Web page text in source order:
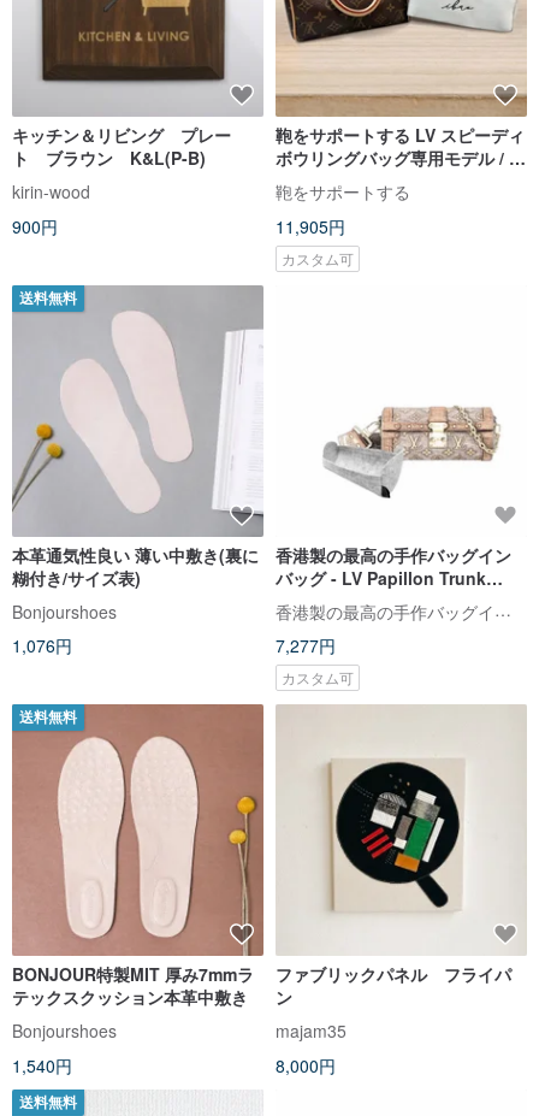
キッチン＆リビング プレー
ト ブラウン K&L(P-B)
kirin-wood
900円
鞄をサポートする LV スピーディ
ボウリングバッグ専用モデル / サ
ポート / 防湿 / 型崩れ防止
鞄をサポートする
11,905円
カスタム可
送料無料
本革通気性良い 薄い中敷き(裏に
糊付き/サイズ表)
Bonjourshoes
1,076円
香港製の最高の手作バッグイン
バッグ - LV Papillon Trunk
(M57835)
香港製の最高の手作バッグインバッグ。私たちのインスタグラムとウェブサイトをチェックしてください
7,277円
カスタム可
送料無料
BONJOUR特製MIT 厚み7mmラ
テックスクッション本革中敷き
Bonjourshoes
1,540円
ファブリックパネル フライパ
ン
majam35
8,000円
送料無料